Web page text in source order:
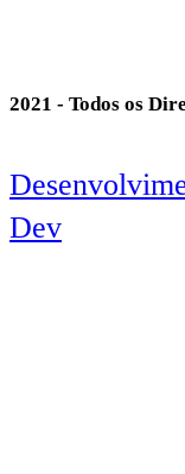
2021 - Todos os
Dev